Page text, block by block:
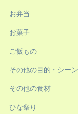
お弁当
お菓子
ご飯もの
その他の目的・シーン
その他の食材
ひな祭り